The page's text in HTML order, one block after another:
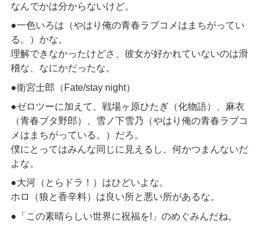
なんでかは分からないけど。
●一色いろは（やはり俺の青春ラブコメはまちがってい
る。）かな。
理解できなかったけどさ、彼女が好かれていないのは滑
稽な、なにかだったな。
●衛宮士郎（Fate/stay night）
●ゼロツーに加えて、戦場ヶ原ひたぎ（化物語）、麻衣
（青春ブタ野郎）、雪ノ下雪乃（やはり俺の青春ラブコ
メはまちがっている。）だろ。
僕にとってはみんな同じに見えるし、何かつまんないだ
よな。
●大河（とらドラ！）はひどいよな。
ホロ（狼と香辛料）は良い所と悪い所があるな。
●「この素晴らしい世界に祝福を!」のめぐみんだね。